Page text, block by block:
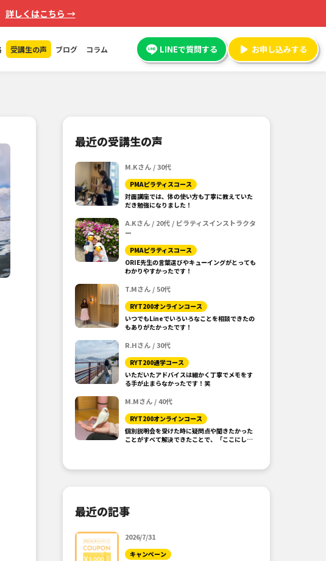
詳しくはこちら →
受講生の声 ブログ コラム LINEで質問する お申し込みする
最近の受講生の声
M.Kさん / 30代
PMAピラティスコース
対面講座では、体の使い方も丁寧に教えていた
だき勉強になりました！
A.Kさん / 20代 / ピラティスインストラクタ
ー
PMAピラティスコース
ORIE先生の言葉選びやキューイングがとっても
わかりやすかったです！
T.Mさん / 50代
RYT200オンラインコース
いつでもLineでいろいろなことを相談できたの
もありがたかったです！
R.Hさん / 30代
RYT200通学コース
いただいたアドバイスは細かく丁寧でメモをす
る手が止まらなかったです！笑
M.Mさん / 40代
RYT200オンラインコース
個別説明会を受けた時に疑問点や聞きたかった
ことがすべて解決できたことで、「ここにしよ
最近の記事
2026/7/31
キャンペーン